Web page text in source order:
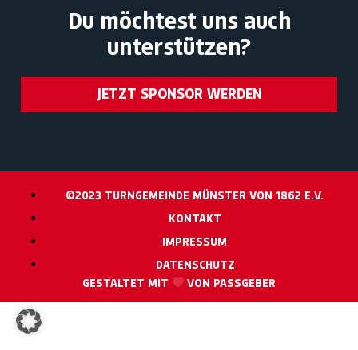
Du möchtest uns auch
unterstützen?
JETZT SPONSOR WERDEN
©2023 TURNGEMEINDE MÜNSTER VON 1862 E.V.
KONTAKT
IMPRESSUM
DATENSCHUTZ
GESTALTET MIT
VON PASSGEBER